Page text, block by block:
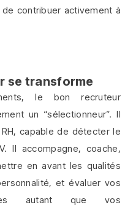
contribuer activement à
se transforme
le bon recruteur
un “sélectionneur”. Il
capable de détecter le
Il accompagne, coache,
en avant les qualités
et évaluer vos
autant que vos